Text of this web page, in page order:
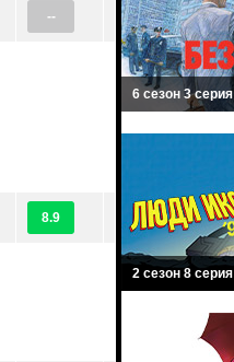
--
8.9
6 сезон 3 серия
2 сезон 8 серия